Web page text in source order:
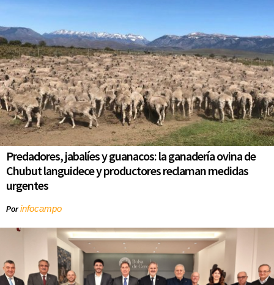
Predadores, jabalíes y guanacos: la ganadería ovina de
Chubut languidece y productores reclaman medidas
urgentes
Porinfocampo